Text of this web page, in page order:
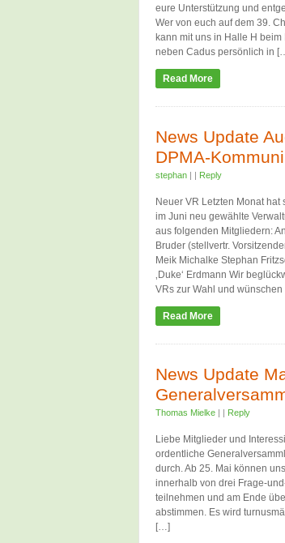
eure Unterstützung und
Wer von euch auf dem 39.
kann mit uns in Halle H
neben Cadus persönlich in
Read More
News Update
DPMA-
stephan | | Reply
Neuer VR Letzten Monat
im Juni neu gewählte
aus folgenden Mitgliedern:
Bruder (stellvertr.
Meik Michalke Stephan
‚Duke‘ Erdmann Wir
VRs zur Wahl und
Read More
News Update
Thomas Mielke | | Reply
Liebe Mitglieder und
ordentliche
durch. Ab 25. Mai können
innerhalb von drei Frage-
teilnehmen und am Ende
abstimmen. Es wird
[…]